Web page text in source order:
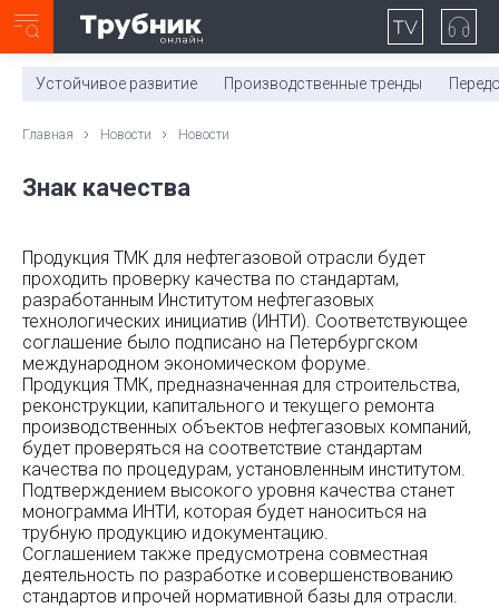
0:00/ 11:03
Устойчивое развитие Производственные тренды
Главная Новости Новости
Знак качества
Продукция ТМК для нефтегазовой отрасли будет
проходить проверку качества по стандартам,
разработанным Институтом нефтегазовых
технологических инициатив (ИНТИ). Соответствующее
соглашение было подписано на Петербургском
международном экономическом форуме.
Продукция ТМК, предназначенная для строительства,
реконструкции, капитального и текущего ремонта
производственных объектов нефтегазовых компаний,
будет проверяться на соответствие стандартам
качества по процедурам, установленным институтом.
Подтверждением высокого уровня качества станет
монограмма ИНТИ, которая будет наноситься на
трубную продукцию и документацию.
Соглашением также предусмотрена совместная
деятельность по разработке и совершенствованию
стандартов и прочей нормативной базы для отрасли.